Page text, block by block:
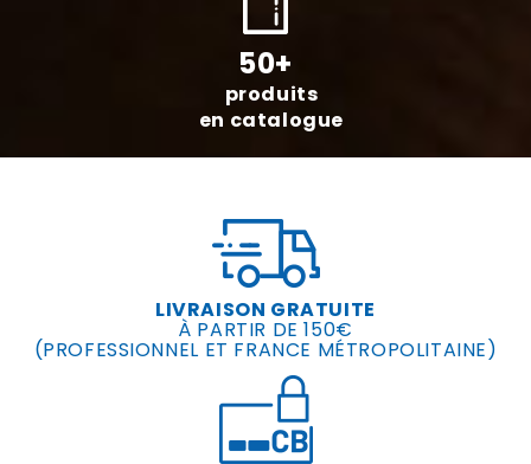
50+
produits
en catalogue
LIVRAISON GRATUITE
À PARTIR DE 150€
(PROFESSIONNEL ET FRANCE MÉTROPOLITAINE)